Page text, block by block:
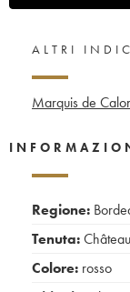
ALTRI
Marquis de
Regione:
Tenuta:
Colore: rosso